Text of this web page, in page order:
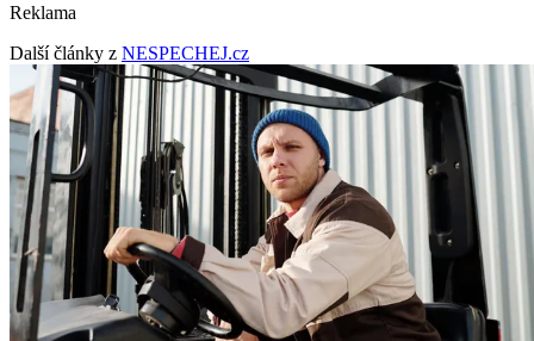
Reklama
Další články z NESPECHEJ.cz